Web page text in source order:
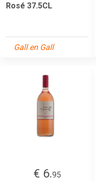
Rosé 37.5CL
Gall en Gall
€ 6.95